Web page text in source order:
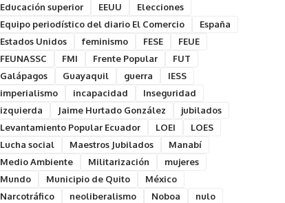
Educación superior
EEUU
Elecciones
Equipo periodístico del diario El Comercio
España
Estados Unidos
feminismo FESE
FEUE
FEUNASSC
FMI Frente Popular
FUT
Galápagos
Guayaquil guerra
IESS
imperialismo
incapacidad
Inseguridad
izquierda
Jaime Hurtado González
jubilados
Levantamiento Popular Ecuador
LOEI
LOES
Lucha social
Maestros Jubilados
Manabí
Medio Ambiente
Militarización
mujeres
Mundo
Municipio de Quito
México
Narcotráfico
neoliberalismo Noboa
nulo